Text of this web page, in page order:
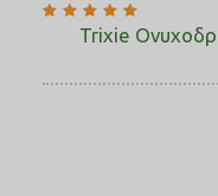
Trixie